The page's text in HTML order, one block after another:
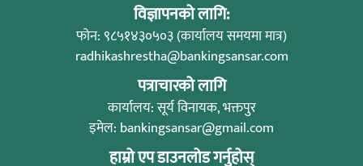
विज्ञापनको लागि:
फोन: ९८५१४३०५०३ (कार्यालय समयमा मात्र)
radhikashrestha@bankingsansar.com
पत्राचारको लागि
कार्यालय: सूर्य विनायक, भक्तपुर
इमेल: bankingsansar@gmail.com
हाम्रो एप डाउनलोड गर्नुहोस्